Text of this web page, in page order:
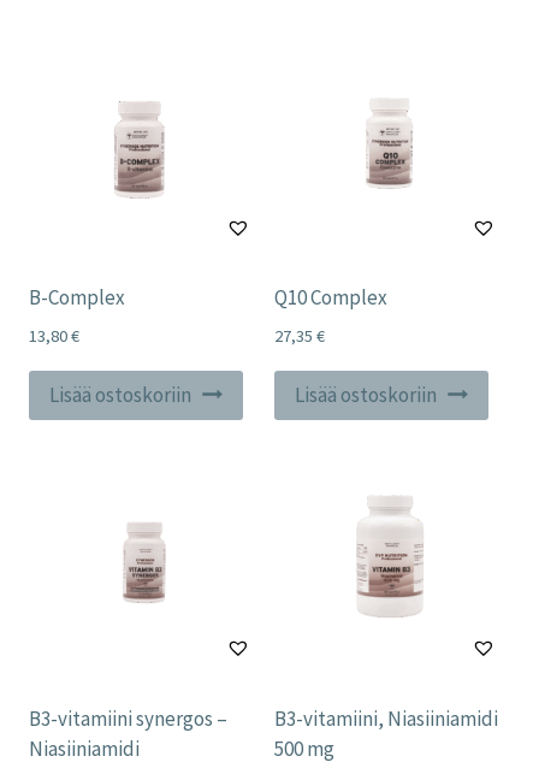
B-Complex
13,80€
Lisää ostoskoriin
Q10 Complex
27,35 €
Lisää ostoskoriin
B3-vitamiini synergos –
Niasiiniamidi
B3-vitamiini, Niasiiniamidi
500 mg